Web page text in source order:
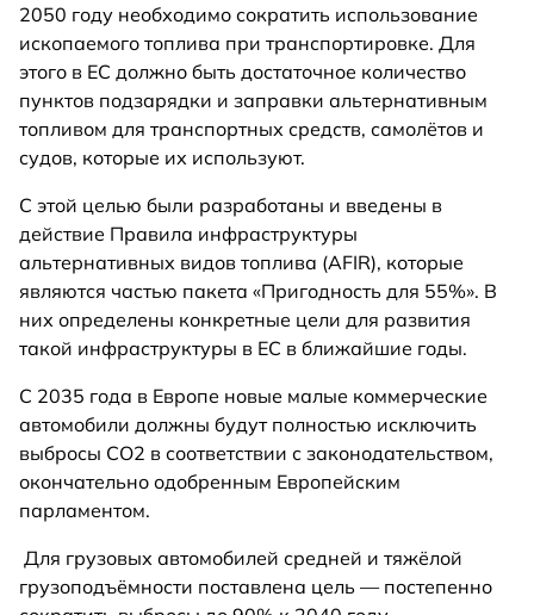
2050 году необходимо сократить использование
ископаемого топлива при транспортировке. Для
этого в ЕС должно быть достаточное количество
пунктов подзарядки и заправки альтернативным
топливом для транспортных средств, самолётов и
судов, которые их используют.
С этой целью были разработаны и введены в
действие Правила инфраструктуры
альтернативных видов топлива (AFIR), которые
являются частью пакета «Пригодность для 55%». В
них определены конкретные цели для развития
такой инфраструктуры в ЕС в ближайшие годы.
С 2035 года в Европе новые малые коммерческие
автомобили должны будут полностью исключить
выбросы CO2 в соответствии с законодательством,
окончательно одобренным Европейским
парламентом.
Для грузовых автомобилей средней и тяжёлой
грузоподъёмности поставлена цель — постепенно